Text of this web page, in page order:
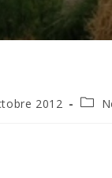
2012
Post